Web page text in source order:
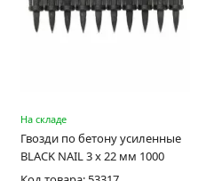
На складе
Гвозди по бетону усиленные
BLACK NAIL 3 x 22 мм 1000